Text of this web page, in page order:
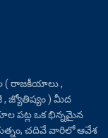
( రాజకీయాలు ,
, జ్యోతిష్యం ) మీద
పట్ల ఒక భిన్నమైన
చదివే వారిలో ఆవేశ